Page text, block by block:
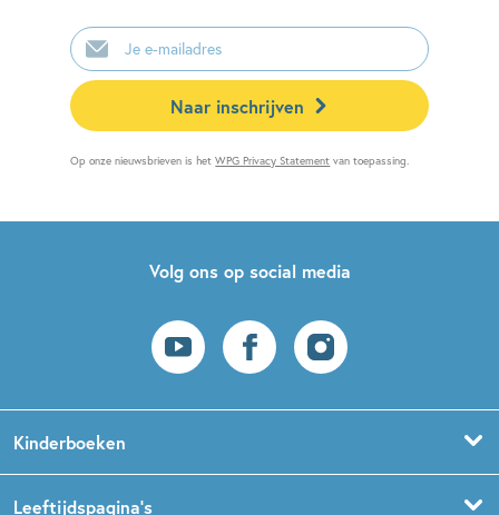
E-
mailadres
Naar inschrijven
Op onze nieuwsbrieven is hetWPG Privacy Statement van toepassing.
Volg ons op social media
Kinderboeken
Leeftijdspagina’s